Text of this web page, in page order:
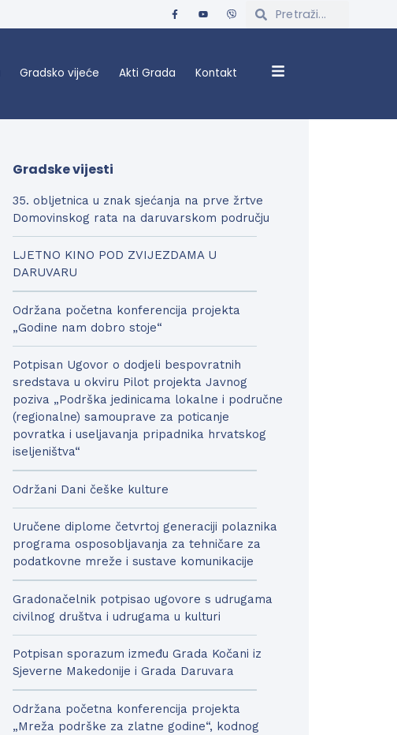
Gradsko vijeće Akti Grada Kontakt
Gradske vijesti
35. obljetnica u znak sjećanja na prve žrtve
Domovinskog rata na daruvarskom području
LJETNO KINO POD ZVIJEZDAMA U
DARUVARU
Održana početna konferencija projekta
„Godine nam dobro stoje“
Potpisan Ugovor o dodjeli bespovratnih
sredstava u okviru Pilot projekta Javnog
poziva „Podrška jedinicama lokalne i područne
(regionalne) samouprave za poticanje
povratka i useljavanja pripadnika hrvatskog
iseljeništva“
Održani Dani češke kulture
Uručene diplome četvrtoj generaciji polaznika
programa osposobljavanja za tehničare za
podatkovne mreže i sustave komunikacije
Gradonačelnik potpisao ugovore s udrugama
civilnog društva i udrugama u kulturi
Potpisan sporazum između Grada Kočani iz
Sjeverne Makedonije i Grada Daruvara
Održana početna konferencija projekta
„Mreža podrške za zlatne godine“, kodnog